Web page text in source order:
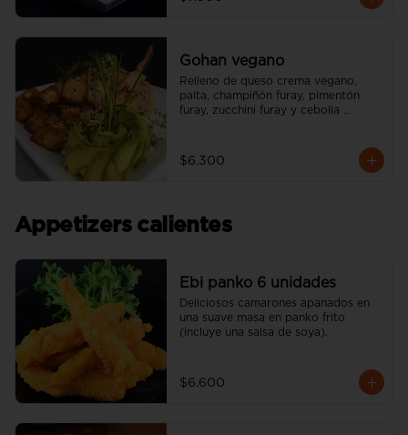
Gohan vegano
Relleno de queso crema vegano,
palta, champiñón furay, pimentón
furay, zucchini furay y cebolla
$6.300
Appetizers calientes
Ebi panko 6 unidades
Deliciosos camarones apanados en
una suave masa en panko frito
(incluye una salsa de soya).
$6.600